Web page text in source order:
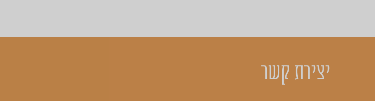
יצירת קשר